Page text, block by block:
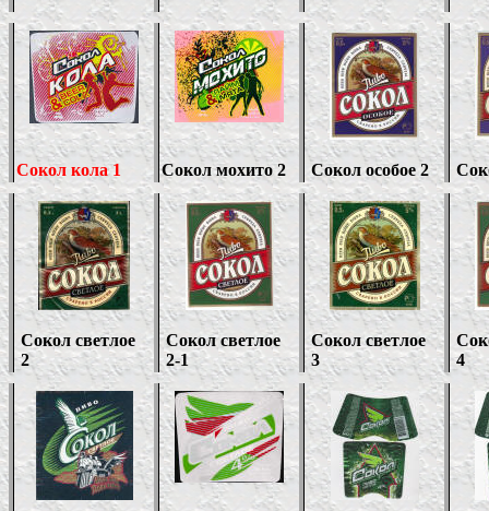
Сокол кола 1 Сокол мохито 2 Сокол особое 2
Сокол светлое
2
Сокол светлое
2-1
Сокол светлое
3
4